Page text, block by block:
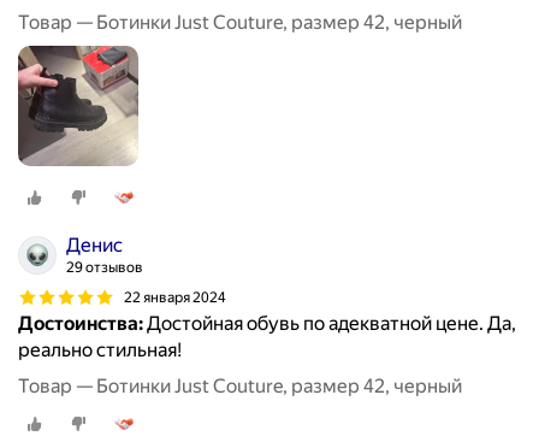
Товар — Ботинки Just Couture, размер 42, черный
Денис
29 отзывов
22 января 2024
Достоинства:Достойная обувь по адекватной цене. Да,
реально стильная!
Товар — Ботинки Just Couture, размер 42, черный